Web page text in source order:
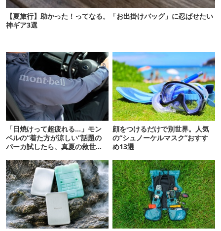
【夏旅行】助かった！ってなる。「お出掛けバッグ」に忍ばせたい
神ギア3選
「日焼けって超疲れる…」モン
ベルの“着た方が涼しい”話題の
パーカ試したら、真夏の救世主
顔をつけるだけで別世界。人気
の“シュノーケルマスク”おすす
め13選